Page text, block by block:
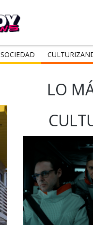
SOCIEDAD
LO